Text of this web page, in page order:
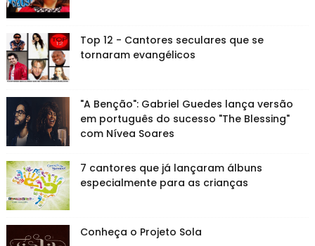
Top 12 - Cantores seculares que se
tornaram evangélicos
"A Benção": Gabriel Guedes lança versão
em português do sucesso "The Blessing"
com Nívea Soares
7 cantores que já lançaram álbuns
especialmente para as crianças
Conheça o Projeto Sola